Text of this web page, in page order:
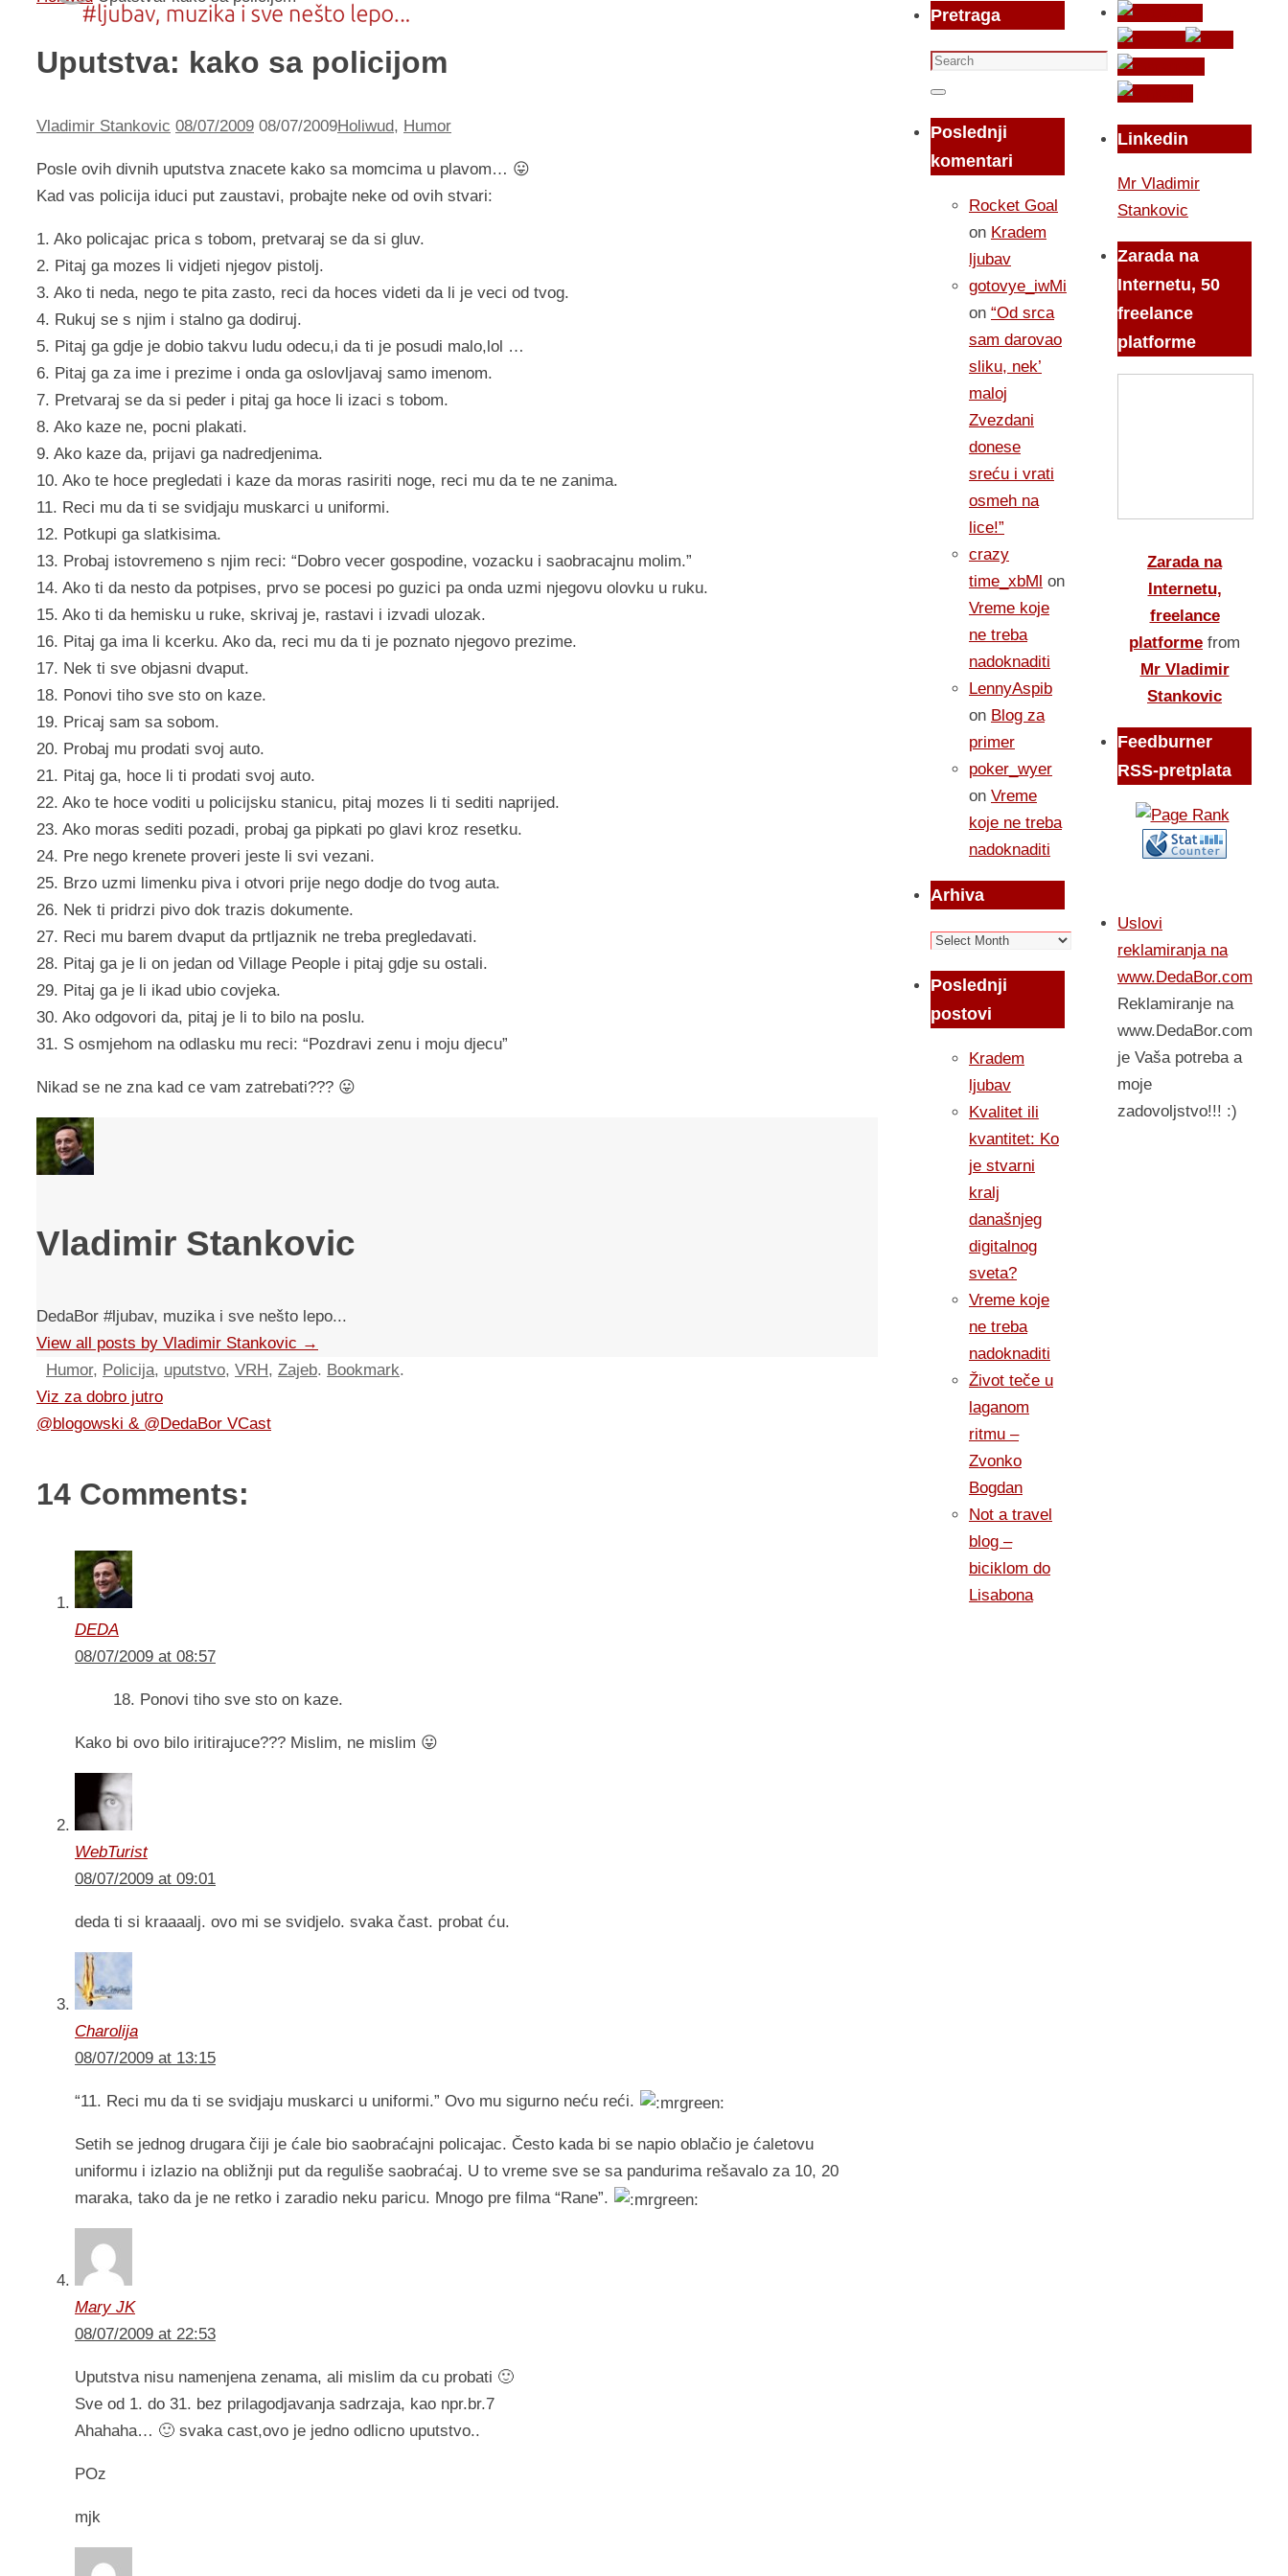
Uputstva: kako sa policijom
Vladimir Stankovic 08/07/2009 08/07/2009Holiwud, Humor
Posle ovih divnih uputstva znacete kako sa momcima u plavom… 😛
Kad vas policija iduci put zaustavi, probajte neke od ovih stvari:
1. Ako policajac prica s tobom, pretvaraj se da si gluv.
2. Pitaj ga mozes li vidjeti njegov pistolj.
3. Ako ti neda, nego te pita zasto, reci da hoces videti da li je veci od tvog.
4. Rukuj se s njim i stalno ga dodiruj.
5. Pitaj ga gdje je dobio takvu ludu odecu,i da ti je posudi malo,lol …
6. Pitaj ga za ime i prezime i onda ga oslovljavaj samo imenom.
7. Pretvaraj se da si peder i pitaj ga hoce li izaci s tobom.
8. Ako kaze ne, pocni plakati.
9. Ako kaze da, prijavi ga nadredjenima.
10. Ako te hoce pregledati i kaze da moras rasiriti noge, reci mu da te ne zanima.
11. Reci mu da ti se svidjaju muskarci u uniformi.
12. Potkupi ga slatkisima.
13. Probaj istovremeno s njim reci: “Dobro vecer gospodine, vozacku i saobracajnu molim.”
14. Ako ti da nesto da potpises, prvo se pocesi po guzici pa onda uzmi njegovu olovku u ruku.
15. Ako ti da hemisku u ruke, skrivaj je, rastavi i izvadi ulozak.
16. Pitaj ga ima li kcerku. Ako da, reci mu da ti je poznato njegovo prezime.
17. Nek ti sve objasni dvaput.
18. Ponovi tiho sve sto on kaze.
19. Pricaj sam sa sobom.
20. Probaj mu prodati svoj auto.
21. Pitaj ga, hoce li ti prodati svoj auto.
22. Ako te hoce voditi u policijsku stanicu, pitaj mozes li ti sediti naprijed.
23. Ako moras sediti pozadi, probaj ga pipkati po glavi kroz resetku.
24. Pre nego krenete proveri jeste li svi vezani.
25. Brzo uzmi limenku piva i otvori prije nego dodje do tvog auta.
26. Nek ti pridrzi pivo dok trazis dokumente.
27. Reci mu barem dvaput da prtljaznik ne treba pregledavati.
28. Pitaj ga je li on jedan od Village People i pitaj gdje su ostali.
29. Pitaj ga je li ikad ubio covjeka.
30. Ako odgovori da, pitaj je li to bilo na poslu.
31. S osmjehom na odlasku mu reci: “Pozdravi zenu i moju djecu”
Nikad se ne zna kad ce vam zatrebati??? 😛
Vladimir Stankovic
DedaBor #ljubav, muzika i sve nešto lepo...
View all posts by Vladimir Stankovic →
Humor, Policija, uputstvo, VRH, Zajeb. Bookmark.
Viz za dobro jutro
@blogowski & @DedaBor VCast
14 Comments:
DEDA
08/07/2009 at 08:57
18. Ponovi tiho sve sto on kaze.
Kako bi ovo bilo iritirajuce??? Mislim, ne mislim 😛
WebTurist
08/07/2009 at 09:01
deda ti si kraaaalj. ovo mi se svidjelo. svaka čast. probat ću.
Charolija
08/07/2009 at 13:15
“11. Reci mu da ti se svidjaju muskarci u uniformi.” Ovo mu sigurno neću reći.
Setih se jednog drugara čiji je ćale bio saobraćajni policajac. Često kada bi se napio oblačio je ćaletovu
uniformu i izlazio na obližnji put da reguliše saobraćaj. U to vreme sve se sa pandurima rešavalo za 10, 20
maraka, tako da je ne retko i zaradio neku paricu. Mnogo pre filma “Rane”.
Mary JK
08/07/2009 at 22:53
Uputstva nisu namenjena zenama, ali mislim da cu probati 🙂
Sve od 1. do 31. bez prilagodjavanja sadrzaja, kao npr.br.7
Ahahaha… 🙂 svaka cast,ovo je jedno odlicno uputstvo..
POz
mjk
Pretraga
Search
for:
Search
Poslednji
komentari
Rocket Goal
on Kradem
ljubav
gotovye_iwMi
on “Od srca
sam darovao
sliku, nek’
maloj
Zvezdani
donese
sreću i vrati
osmeh na
lice!”
crazy
time_xbMl on
Vreme koje
ne treba
nadoknaditi
LennyAspib
on Blog za
primer
poker_wyer
on Vreme
koje ne treba
nadoknaditi
Arhiva
Arhiva
Poslednji
postovi
Kradem
ljubav
Kvalitet ili
kvantitet: Ko
je stvarni
kralj
današnjeg
digitalnog
sveta?
Vreme koje
ne treba
nadoknaditi
Život teče u
laganom
ritmu –
Zvonko
Bogdan
Not a travel
blog –
biciklom do
Lisabona
Linkedin
Mr Vladimir
Stankovic
Zarada na
Internetu, 50
freelance
platforme
Zarada na
Internetu,
freelance
platforme from
Mr Vladimir
Stankovic
Feedburner
RSS-pretplata
Uslovi
reklamiranja na
www.DedaBor.com
Reklamiranje na
www.DedaBor.com
je Vaša potreba a
moje
zadovoljstvo!!! :)